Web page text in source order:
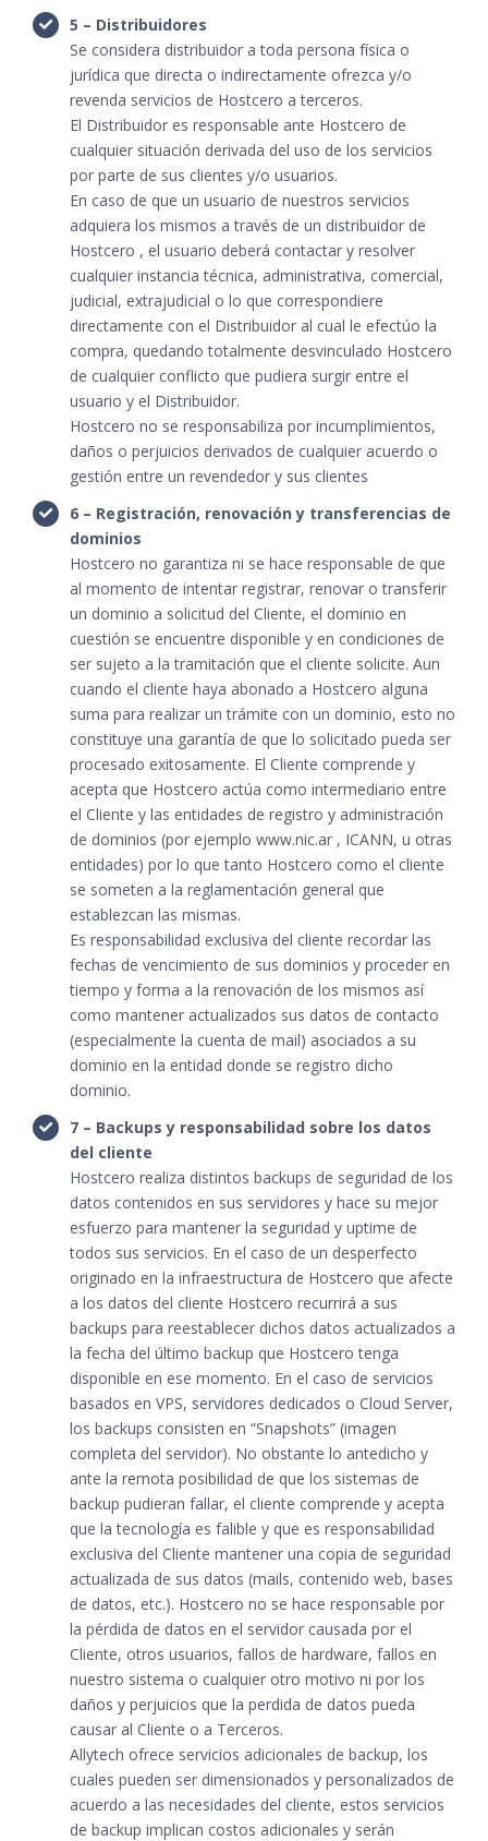
5 – Distribuidores
Se considera distribuidor a toda persona física o
jurídica que directa o indirectamente ofrezca y/o
revenda servicios de Hostcero a terceros.
El Distribuidor es responsable ante Hostcero de
cualquier situación derivada del uso de los servicios
por parte de sus clientes y/o usuarios.
En caso de que un usuario de nuestros servicios
adquiera los mismos a través de un distribuidor de
Hostcero , el usuario deberá contactar y resolver
cualquier instancia técnica, administrativa, comercial,
judicial, extrajudicial o lo que correspondiere
directamente con el Distribuidor al cual le efectúo la
compra, quedando totalmente desvinculado Hostcero
de cualquier conflicto que pudiera surgir entre el
usuario y el Distribuidor.
Hostcero no se responsabiliza por incumplimientos,
daños o perjuicios derivados de cualquier acuerdo o
gestión entre un revendedor y sus clientes
6 – Registración, renovación y transferencias de
dominios
Hostcero no garantiza ni se hace responsable de que
al momento de intentar registrar, renovar o transferir
un dominio a solicitud del Cliente, el dominio en
cuestión se encuentre disponible y en condiciones de
ser sujeto a la tramitación que el cliente solicite. Aun
cuando el cliente haya abonado a Hostcero alguna
suma para realizar un trámite con un dominio, esto no
constituye una garantía de que lo solicitado pueda ser
procesado exitosamente. El Cliente comprende y
acepta que Hostcero actúa como intermediario entre
el Cliente y las entidades de registro y administración
de dominios (por ejemplo www.nic.ar, ICANN, u otras
entidades) por lo que tanto Hostcero como el cliente
se someten a la reglamentación general que
establezcan las mismas.
Es responsabilidad exclusiva del cliente recordar las
fechas de vencimiento de sus dominios y proceder en
tiempo y forma a la renovación de los mismos así
como mantener actualizados sus datos de contacto
(especialmente la cuenta de mail) asociados a su
dominio en la entidad donde se registro dicho
dominio.
7 – Backups y responsabilidad sobre los datos
del cliente
Hostcero realiza distintos backups de seguridad de los
datos contenidos en sus servidores y hace su mejor
esfuerzo para mantener la seguridad y uptime de
todos sus servicios. En el caso de un desperfecto
originado en la infraestructura de Hostcero que afecte
a los datos del cliente Hostcero recurrirá a sus
backups para reestablecer dichos datos actualizados a
la fecha del último backup que Hostcero tenga
disponible en ese momento. En el caso de servicios
basados en VPS, servidores dedicados o Cloud Server,
los backups consisten en “Snapshots” (imagen
completa del servidor). No obstante lo antedicho y
ante la remota posibilidad de que los sistemas de
backup pudieran fallar, el cliente comprende y acepta
que la tecnología es falible y que es responsabilidad
exclusiva del Cliente mantener una copia de seguridad
actualizada de sus datos (mails, contenido web, bases
de datos, etc.). Hostcero no se hace responsable por
la pérdida de datos en el servidor causada por el
Cliente, otros usuarios, fallos de hardware, fallos en
nuestro sistema o cualquier otro motivo ni por los
daños y perjuicios que la perdida de datos pueda
causar al Cliente o a Terceros.
Allytech ofrece servicios adicionales de backup, los
cuales pueden ser dimensionados y personalizados de
acuerdo a las necesidades del cliente, estos servicios
de backup implican costos adicionales y serán